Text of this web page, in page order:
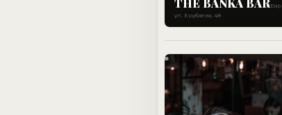
THE BANKA BAR Бар
ул. Ерубаева, 48